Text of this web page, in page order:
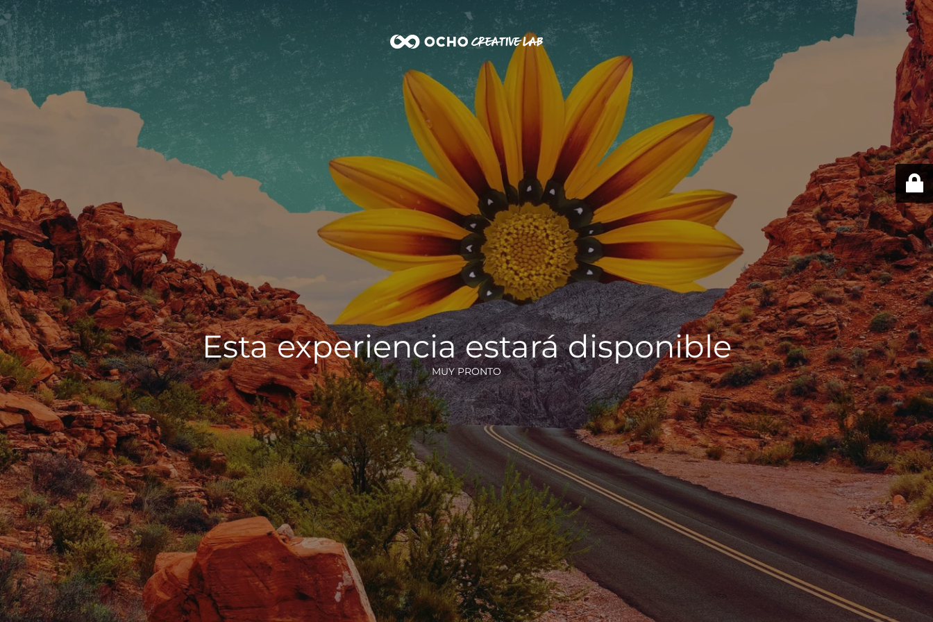
Esta experiencia estará disponible
MUY PRONTO